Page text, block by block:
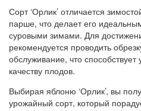
Сорт ‘Орлик’ отличается
парше, что делает его
суровыми зимами. Для
рекомендуется проводить
обслуживание, что
качеству плодов.
Выбирая яблоню ‘Орлик’, вы
урожайный сорт, который